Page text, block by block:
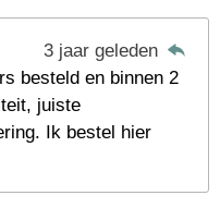
3 jaar geleden
besteld en binnen 2
juiste
Ik bestel hier